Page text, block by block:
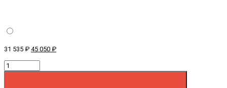
31 535 ₽ 45 050 ₽